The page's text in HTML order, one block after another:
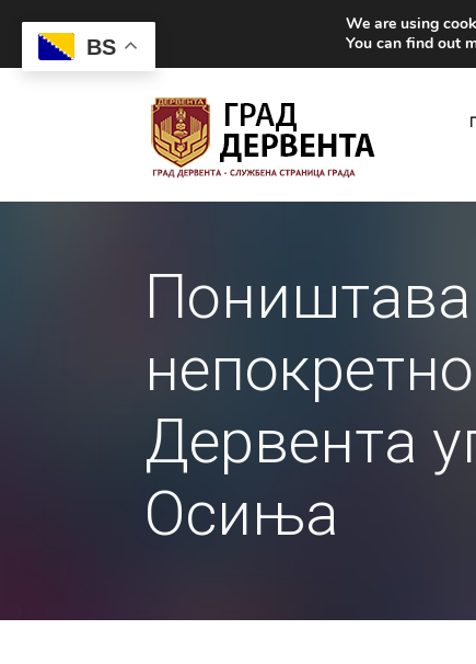
Поништава
Дервента
Осиња
BS
We are using
You can find out